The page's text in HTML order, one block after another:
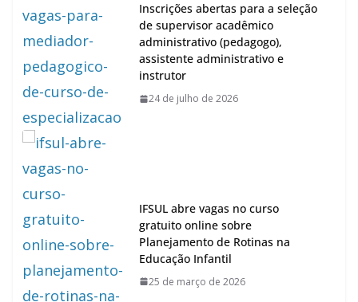
Inscrições abertas para a seleção
de supervisor acadêmico
administrativo (pedagogo),
assistente administrativo e
instrutor
24 de julho de 2026
IFSUL abre vagas no curso
gratuito online sobre
Planejamento de Rotinas na
Educação Infantil
25 de março de 2026